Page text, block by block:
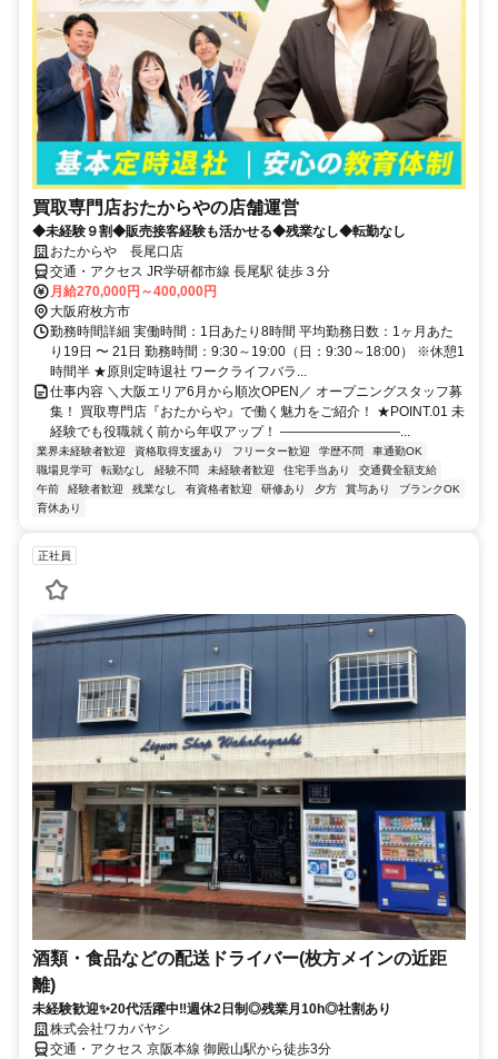
買取専門店おたからやの店舗運営
◆未経験９割◆販売接客経験も活かせる◆残業なし◆転勤なし
おたからや 長尾口店
交通・アクセス JR学研都市線 長尾駅 徒歩３分
月給270,000円～400,000円
大阪府枚方市
勤務時間詳細 実働時間：1日あたり8時間 平均勤務日数：1ヶ月あた
り19日 〜 21日 勤務時間：9:30～19:00（日：9:30～18:00） ※休憩1
時間半 ★原則定時退社 ワークライフバラ...
仕事内容 ＼大阪エリア6月から順次OPEN／ オープニングスタッフ募
集！ 買取専門店『おたからや』で働く魅力をご紹介！ ★POINT.01 未
経験でも役職就く前から年収アップ！ ―――――――――...
業界未経験者歓迎 資格取得支援あり フリーター歓迎 学歴不問
車通勤OK
職場見学可
転勤なし 経験不問 未経験者歓迎 住宅手当あり
交通費全額支給
午前
経験者歓迎 残業なし 有資格者歓迎 研修あり 夕方 賞与あり
ブランクOK
育休あり
正社員
酒類・食品などの配送ドライバー(枚方メインの近距
離)
未経験歓迎✨20代活躍中‼週休2日制◎残業月10h◎社割あり
株式会社ワカバヤシ
交通・アクセス 京阪本線 御殿山駅から徒歩3分